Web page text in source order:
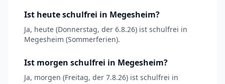
Ist heute schulfrei in Megesheim?
Ja, heute (Donnerstag, der 6.8.26) ist schulfrei in
Megesheim (Sommerferien).
Ist morgen schulfrei in Megesheim?
Ja, morgen (Freitag, der 7.8.26) ist schulfrei in